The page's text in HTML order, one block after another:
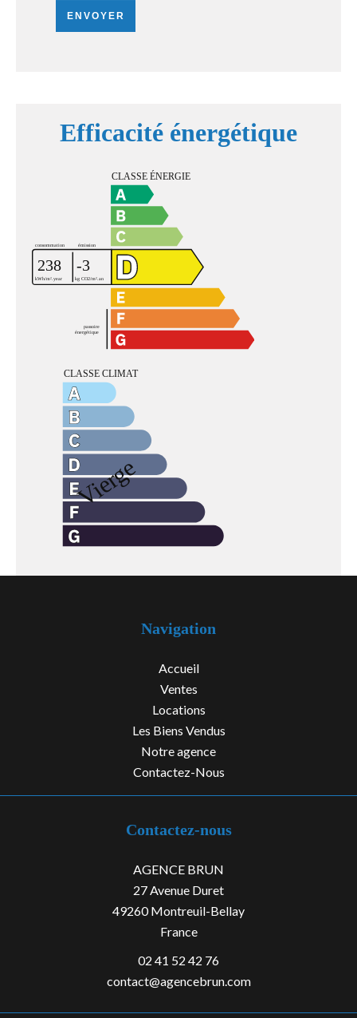
ENVOYER
Efficacité énergétique
Navigation
Accueil
Ventes
Locations
Les Biens Vendus
Notre agence
Contactez-Nous
Contactez-nous
AGENCE BRUN
27 Avenue Duret
49260Montreuil-Bellay
France
02 41 52 42 76
contact@agencebrun.com